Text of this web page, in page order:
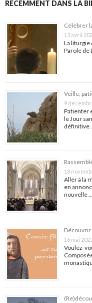
RÉCEMMENT DANS LA
Célébrer
13 avril
La liturgie
Parole de
Veille,
9
Patienter
le Jour
définitive
18
Aller à la
en
nouvelle …
Découvrir
16 mai
Voulez-